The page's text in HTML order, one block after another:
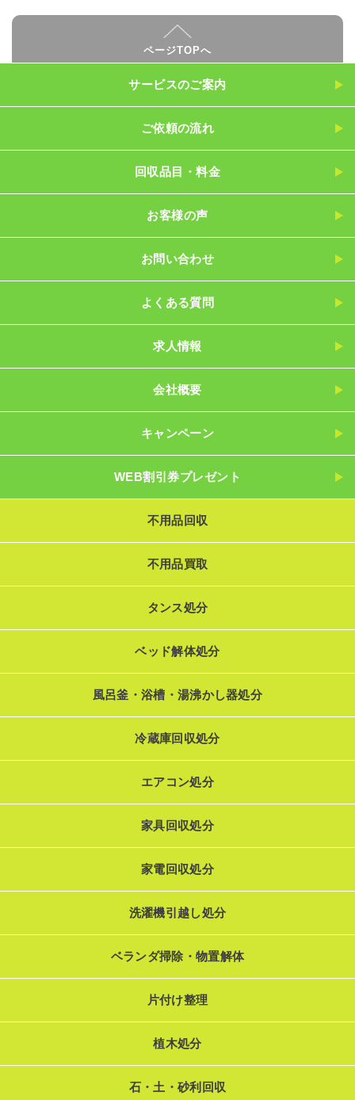
ページTOPへ
サービスのご案内
ご依頼の流れ
回収品目・料金
お客様の声
お問い合わせ
よくある質問
求人情報
会社概要
キャンペーン
WEB割引券プレゼント
不用品回収
不用品買取
タンス処分
ベッド解体処分
風呂釜・浴槽・湯沸かし器処分
冷蔵庫回収処分
エアコン処分
家具回収処分
家電回収処分
洗濯機引越し処分
ベランダ掃除・物置解体
片付け整理
植木処分
石・土・砂利回収